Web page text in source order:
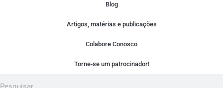
Blog
Artigos, matérias e publicações
Colabore Conosco
Torne-se um patrocinador!